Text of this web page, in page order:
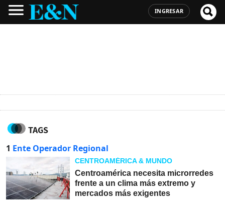
INGRESAR
TAGS
1 Ente Operador Regional
CENTROAMÉRICA & MUNDO
Centroamérica necesita microrredes
frente a un clima más extremo y
mercados más exigentes